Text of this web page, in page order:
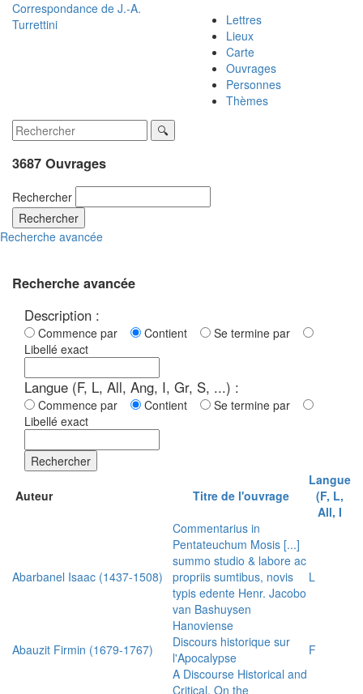
Correspondance de J.-A.
Turrettini
Lettres
Lieux
Carte
Ouvrages
Personnes
Thèmes
3687 Ouvrages
Rechercher
Rechercher
Recherche avancée
Recherche avancée
Description :
Commence par Contient
Se termine par
Libellé exact
Langue (F, L, All, Ang, I, Gr, S, ...) :
Commence par Contient
Se termine par
Libellé exact
Rechercher
Auteur Titre de l'ouvrage
Langue
(F, L,
All, I
Abarbanel Isaac (1437-1508)
Commentarius in
Pentateuchum Mosis [...]
summo studio & labore ac
propriis sumtibus, novis
typis edente Henr. Jacobo
van Bashuysen
Hanoviense
L
Abauzit Firmin (1679-1767)
Discours historique sur
l'Apocalypse
F
A Discourse Historical and
Critical, On the